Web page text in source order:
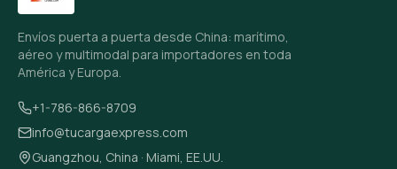
Envíos puerta a puerta desde China: marítimo,
aéreo y multimodal para importadores en toda
América y Europa.
+1-786-866-8709
info@tucargaexpress.com
Guangzhou, China · Miami, EE.UU.